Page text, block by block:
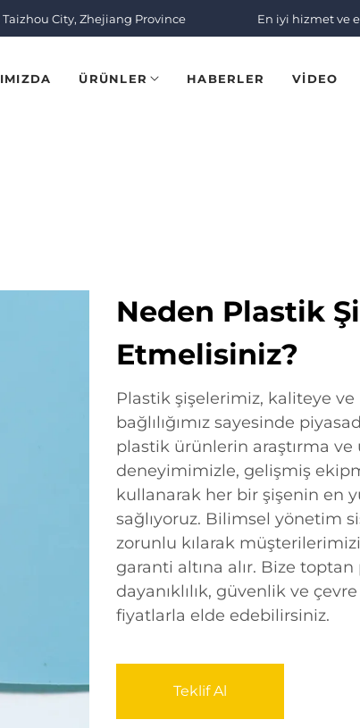
City, Zhejiang Province En iyi hizmet ve
ÜRÜNLER HABERLER VIDEO
Neden Plastik
Etmelisiniz?
Plastik şişelerimiz, kaliteye ve
bağlılığımız sayesinde
plastik ürünlerin araştırma
deneyimimizle, gelişmiş
kullanarak her bir şişenin en
sağlıyoruz. Bilimsel yönetim
zorunlu kılarak
garanti altına alır. Bize
dayanıklılık, güvenlik ve
fiyatlarla elde edebilirsiniz.
Teklif Al